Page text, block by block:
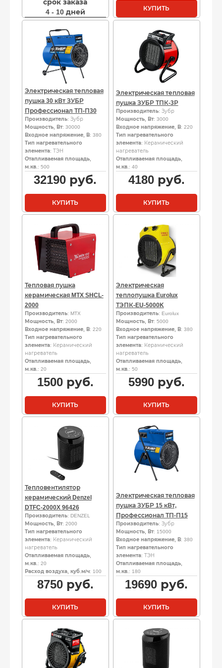
срок заказа
4 - 10 дней
КУПИТЬ
Электрическая тепловая
пушка 30 кВт ЗУБР
Профессионал ТП-П30
Производитель: Зубр
Мощность, Вт: 30000
Входное напряжение, В: 380
Тип нагревательного
элемента: ТЭН
Отапливаемая площадь,
м.кв.: 500
32190 руб.
КУПИТЬ
Электрическая тепловая
пушка ЗУБР ТПК-3Р
Производитель: Зубр
Мощность, Вт: 3000
Входное напряжение, В: 220
Тип нагревательного
элемента: Керамический
нагреватель
Отапливаемая площадь,
м.кв.: 40
4180руб.
КУПИТЬ
Тепловая пушка
керамическая MTX SHCL-
2000
Производитель: MTX
Мощность, Вт: 2000
Входное напряжение, В: 220
Тип нагревательного
элемента: Керамический
нагреватель
Отапливаемая площадь,
м.кв. : 20
1500руб.
КУПИТЬ
Электрическая
теплопушка Eurolux
ТЭПК-EU-5000K
Производитель: Eurolux
Мощность, Вт: 5000
Входное напряжение, В: 380
Тип нагревательного
элемента: Керамический
нагреватель
Отапливаемая площадь,
м.кв. : 50
5990руб.
КУПИТЬ
Тепловентилятор
керамический Denzel
DTFC-2000X 96426
Производитель: DENZEL
Мощность, Вт: 2000
Тип нагревательного
элемента: Керамический
нагреватель
Отапливаемая площадь,
м.кв. : 20
Расход воздуха, куб.м/ч: 100
8750руб.
КУПИТЬ
Электрическая тепловая
пушка ЗУБР 15 кВт,
Профессионал ТП-П15
Производитель: Зубр
Мощность, Вт: 15000
Входное напряжение, В: 380
Тип нагревательного
элемента: ТЭН
Отапливаемая площадь,
м.кв. : 180
19690 руб.
КУПИТЬ